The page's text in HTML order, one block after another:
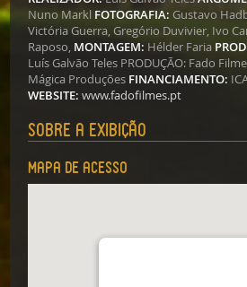
Nuno Markl FOTOGRAFIA: Gustavo
Victória Guerra, Gregório Duvivier, Ivo
Raposo, MONTAGEM: Hélder Faria
Luís Galvão Teles PRODUÇÃO: Fado
Mágica Produções FINANCIAMENTO:
WEBSITE: www.fadofilmes.pt
Sobre a exibição
Mapa de acesso